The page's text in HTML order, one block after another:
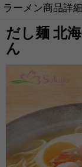
ラーメン商品詳細
だし麺 北
ん